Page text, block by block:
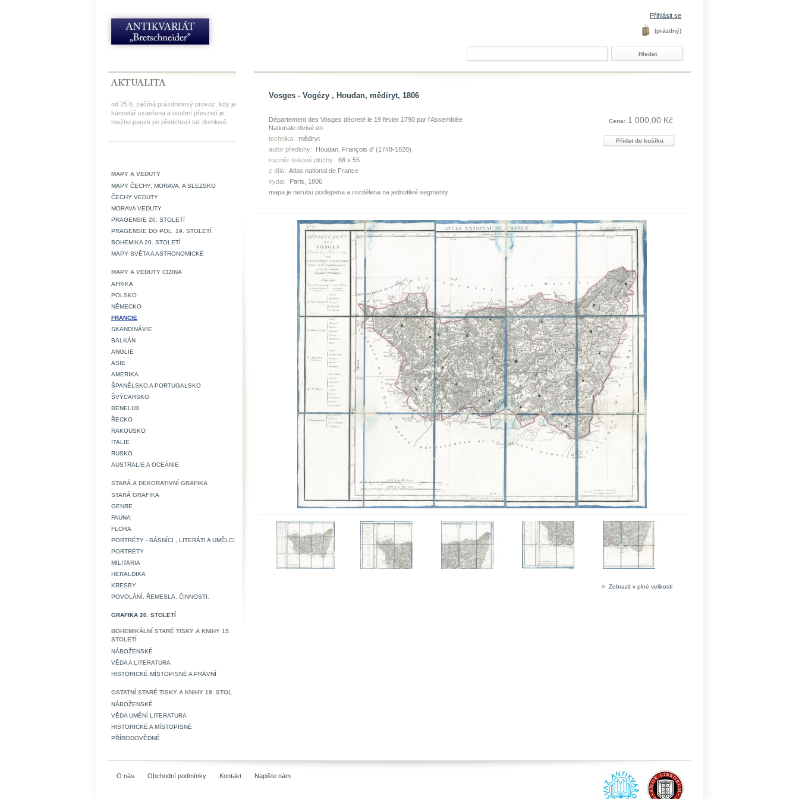
Přihlásit se
(prázdný)
od 25.6. začíná prázdninový provoz, kdy je
kancelář uzavřena a osobní převzetí je
možno pouze po předchozí tel. domluvě
MAPY A VEDUTY
MAPY ČECHY, MORAVA, A SLEZSKO
ČECHY VEDUTY
MORAVA VEDUTY
PRAGENSIE 20. STOLETÍ
PRAGENSIE DO POL. 19. STOLETÍ
BOHEMIKA 20. STOLETÍ
MAPY SVĚTA A ASTRONOMICKÉ
MAPY A VEDUTY CIZINA
AFRIKA
POLSKO
NĚMECKO
FRANCIE
SKANDINÁVIE
BALKÁN
ANGLIE
ASIE
AMERIKA
ŠPANĚLSKO A PORTUGALSKO
ŠVÝCARSKO
BENELUX
ŘECKO
RAKOUSKO
ITALIE
RUSKO
AUSTRALIE A OCEÁNIE
STARÁ A DEKORATIVNÍ GRAFIKA
STARÁ GRAFIKA
GENRE
FAUNA
FLORA
PORTRÉTY - BÁSNÍCI , LITERÁTI A UMĚLCI
PORTRÉTY
MILITARIA
HERALDIKA
KRESBY
POVOLÁNÍ, ŘEMESLA, ČINNOSTI.
GRAFIKA 20. STOLETÍ
BOHEMIKÁLNÍ STARÉ TISKY A KNIHY 19.
STOLETÍ
NÁBOŽENSKÉ
VĚDA A LITERATURA
HISTORICKÉ MÍSTOPISNÉ A PRÁVNÍ
OSTATNÍ STARÉ TISKY A KNIHY 19. STOL
NÁBOŽENSKÉ
VĚDA UMĚNÍ LITERATURA
HISTORICKÉ A MÍSTOPISNÉ
PŘÍRODOVĚDNÉ
Vosges - Vogézy , Houdan, mědiryt, 1806
Département des Vosges décreté le 19 fevier 1790 par l'Assemblée
Nationale divisé en
technika: mědiryt
autor předlohy:
Houdan, François d' (1748-1828)
rozměr tiskové plochy: 66 x 55
z díla: Atlas national de France
vydal:
Paris, 1806
mapa je nerubu podlepena a rozdělena na jednotlivé segmenty
Cena: 1 000,00 Kč
» Zobrazit v plné velikosti
O nás Obchodní podmínky Kontakt Napište nám